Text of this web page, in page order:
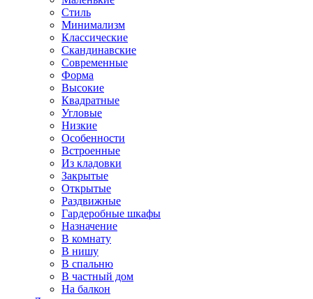
Стиль
Минимализм
Классические
Скандинавские
Современные
Форма
Высокие
Квадратные
Угловые
Низкие
Особенности
Встроенные
Из кладовки
Закрытые
Открытые
Раздвижные
Гардеробные шкафы
Назначение
В комнату
В нишу
В спальню
В частный дом
На балкон